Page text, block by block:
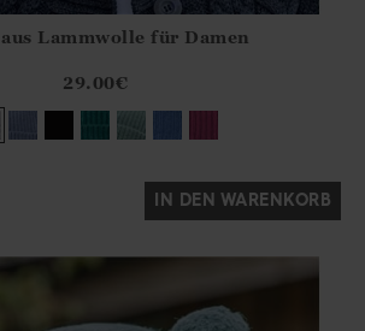
?? ""
Ja Nein
Lammwolle für Damen
29.00€
IN DEN WARENKORB